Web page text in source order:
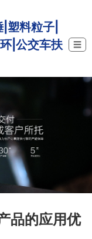
塑料粒子|
|公交车扶
☰
品的应用优